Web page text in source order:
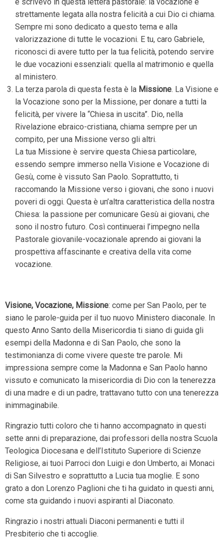
e scrivevo in questa lettera pastorale: la vocazione è
strettamente legata alla nostra felicità a cui Dio ci chiama.
Sempre mi sono dedicato a questo tema e alla
valorizzazione di tutte le vocazioni. E tu, caro Gabriele,
riconosci di avere tutto per la tua felicità, potendo servire
le due vocazioni essenziali: quella al matrimonio e quella
al ministero.
La terza parola di questa festa è la Missione. La Visione e
la Vocazione sono per la Missione, per donare a tutti la
felicità, per vivere la “Chiesa in uscita”. Dio, nella
Rivelazione ebraico-cristiana, chiama sempre per un
compito, per una Missione verso gli altri.
La tua Missione è servire questa Chiesa particolare,
essendo sempre immerso nella Visione e Vocazione di
Gesù, come è vissuto San Paolo. Soprattutto, ti
raccomando la Missione verso i giovani, che sono i nuovi
poveri di oggi. Questa è un’altra caratteristica della nostra
Chiesa: la passione per comunicare Gesù ai giovani, che
sono il nostro futuro. Così continuerai l’impegno nella
Pastorale giovanile-vocazionale aprendo ai giovani la
prospettiva affascinante e creativa della vita come
vocazione.
Visione, Vocazione, Missione: come per San Paolo, per te
siano le parole-guida per il tuo nuovo Ministero diaconale. In
questo Anno Santo della Misericordia ti siano di guida gli
esempi della Madonna e di San Paolo, che sono la
testimonianza di come vivere queste tre parole. Mi
impressiona sempre come la Madonna e San Paolo hanno
vissuto e comunicato la misericordia di Dio con la tenerezza
di una madre e di un padre, trattavano tutto con una tenerezza
inimmaginabile.
Ringrazio tutti coloro che ti hanno accompagnato in questi
sette anni di preparazione, dai professori della nostra Scuola
Teologica Diocesana e dell’Istituto Superiore di Scienze
Religiose, ai tuoi Parroci don Luigi e don Umberto, ai Monaci
di San Silvestro e soprattutto a Lucia tua moglie. E sono
grato a don Lorenzo Paglioni che ti ha guidato in questi anni,
come sta guidando i nuovi aspiranti al Diaconato.
Ringrazio i nostri attuali Diaconi permanenti e tutti il
Presbiterio che ti accoglie.